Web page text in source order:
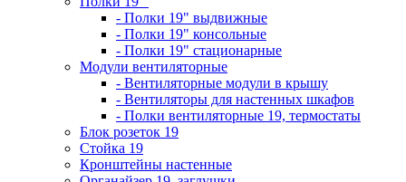
- Полки 19" выдвижные
- Полки 19" консольные
- Полки 19" стационарные
Модули вентиляторные
- Вентиляторные модули в крышу
- Вентиляторы для настенных шкафов
- Полки вентиляторные 19, термостаты
Блок розеток 19
Стойка 19
Кронштейны настенные